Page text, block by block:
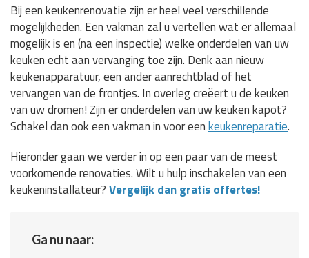
Bij een keukenrenovatie zijn er heel veel verschillende
mogelijkheden. Een vakman zal u vertellen wat er allemaal
mogelijk is en (na een inspectie) welke onderdelen van uw
keuken echt aan vervanging toe zijn. Denk aan nieuw
keukenapparatuur, een ander aanrechtblad of het
vervangen van de frontjes. In overleg creëert u de keuken
van uw dromen! Zijn er onderdelen van uw keuken kapot?
Schakel dan ook een vakman in voor eenkeukenreparatie.
Hieronder gaan we verder in op een paar van de meest
voorkomende renovaties. Wilt u hulp inschakelen van een
keukeninstallateur?Vergelijk dan gratis offertes!
Ga nu naar: